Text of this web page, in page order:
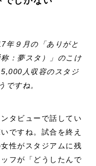
年９月の「ありがと
：夢スタ）」のこけ
人収容のスタジ
ですね。
タビューで話してい
ですね。試合を終え
性がスタジアムに残
フが「どうしたんで